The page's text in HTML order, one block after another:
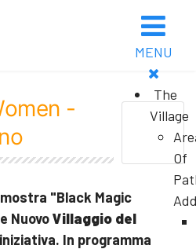
MENU
The
Village
Of
-
"Black Magic
NuovoVillaggio del
In programma